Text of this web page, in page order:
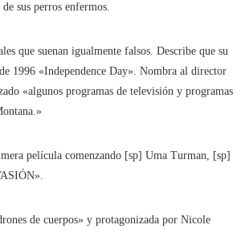
sus perros enfermos.
que suenan igualmente falsos. Describe que su
1996 «Independence Day». Nombra al director
«algunos programas de televisión y programas
película comenzando [sp] Uma Turman, [sp]
de cuerpos» y protagonizada por Nicole